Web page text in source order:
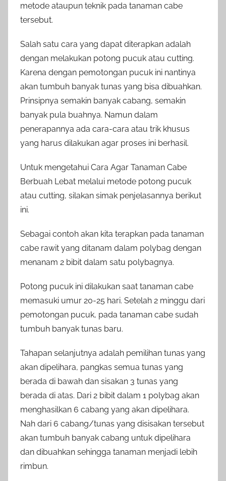
metode ataupun teknik pada tanaman cabe
tersebut.
Salah satu cara yang dapat diterapkan adalah
dengan melakukan potong pucuk atau cutting.
Karena dengan pemotongan pucuk ini nantinya
akan tumbuh banyak tunas yang bisa dibuahkan.
Prinsipnya semakin banyak cabang, semakin
banyak pula buahnya. Namun dalam
penerapannya ada cara-cara atau trik khusus
yang harus dilakukan agar proses ini berhasil.
Untuk mengetahui Cara Agar Tanaman Cabe
Berbuah Lebat melalui metode potong pucuk
atau cutting, silakan simak penjelasannya berikut
ini.
Sebagai contoh akan kita terapkan pada tanaman
cabe rawit yang ditanam dalam polybag dengan
menanam 2 bibit dalam satu polybagnya.
Potong pucuk ini dilakukan saat tanaman cabe
memasuki umur 20-25 hari. Setelah 2 minggu dari
pemotongan pucuk, pada tanaman cabe sudah
tumbuh banyak tunas baru.
Tahapan selanjutnya adalah pemilihan tunas yang
akan dipelihara, pangkas semua tunas yang
berada di bawah dan sisakan 3 tunas yang
berada di atas. Dari 2 bibit dalam 1 polybag akan
menghasilkan 6 cabang yang akan dipelihara.
Nah dari 6 cabang/tunas yang disisakan tersebut
akan tumbuh banyak cabang untuk dipelihara
dan dibuahkan sehingga tanaman menjadi lebih
rimbun.